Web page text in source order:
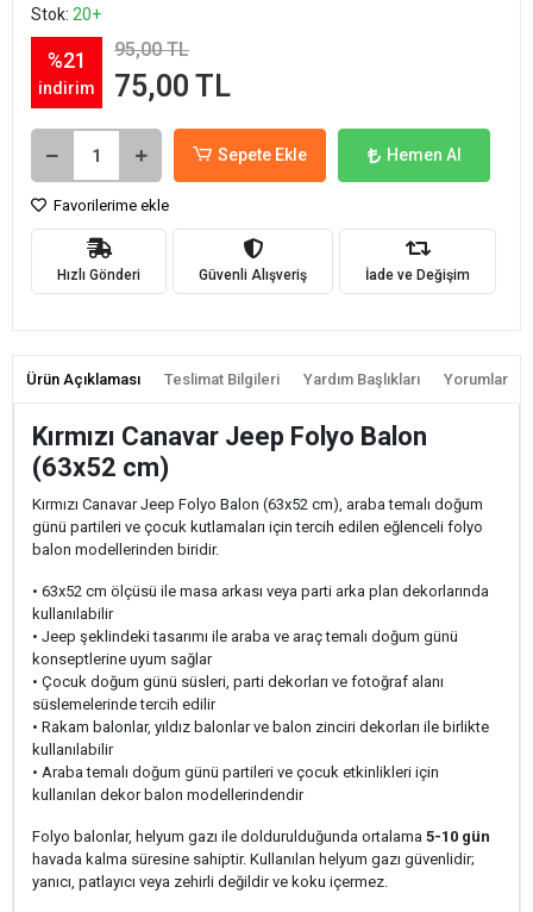
Stok: 20+
%21
indirim
95,00 TL
75,00 TL
Sepete Ekle Hemen Al
Favorilerime ekle
Hızlı Gönderi Güvenli Alışveriş İade ve Değişim
Ürün Açıklaması Teslimat Bilgileri Yardım Başlıkları Yorumlar
Kırmızı Canavar Jeep Folyo Balon
(63x52 cm)
Kırmızı Canavar Jeep Folyo Balon (63x52 cm), araba temalı doğum
günü partileri ve çocuk kutlamaları için tercih edilen eğlenceli folyo
balon modellerinden biridir.
• 63x52 cm ölçüsü ile masa arkası veya parti arka plan dekorlarında
kullanılabilir
• Jeep şeklindeki tasarımı ile araba ve araç temalı doğum günü
konseptlerine uyum sağlar
• Çocuk doğum günü süsleri, parti dekorları ve fotoğraf alanı
süslemelerinde tercih edilir
• Rakam balonlar, yıldız balonlar ve balon zinciri dekorları ile birlikte
kullanılabilir
• Araba temalı doğum günü partileri ve çocuk etkinlikleri için
kullanılan dekor balon modellerindendir
Folyo balonlar, helyum gazı ile doldurulduğunda ortalama 5-10 gün
havada kalma süresine sahiptir. Kullanılan helyum gazı güvenlidir;
yanıcı, patlayıcı veya zehirli değildir ve koku içermez.